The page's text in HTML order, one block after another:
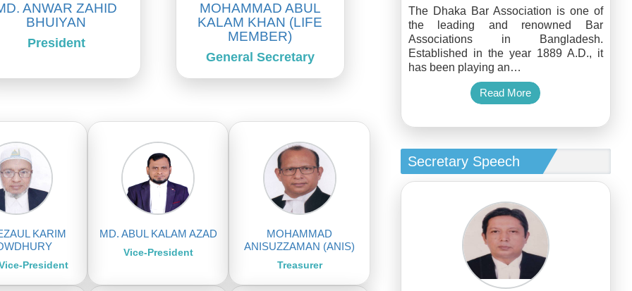
ANWAR ZAHID
BHUIYAN
President
MOHAMMAD ABUL
KALAM KHAN (LIFE
MEMBER)
General Secretary
KARIM
President
MD. ABUL KALAM AZAD
Vice-President
MOHAMMAD
ANISUZZAMAN (ANIS)
Treasurer
The Dhaka Bar Association is one of
the leading and renowned Bar
Associations in Bangladesh.
Established in the year 1889 A.D., it
has been playing an…
Read More
Secretary Speech